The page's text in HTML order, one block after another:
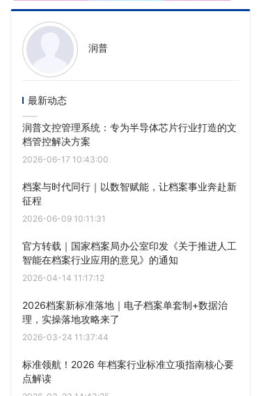
润普
最新动态
润普文控管理系统：专为半导体芯片行业打造的文
档管控解决方案
2026-06-17 10:43:00
档案与时代同行｜以数智赋能，让档案事业奔赴新
征程
2026-06-09 10:11:31
官方转载｜国家档案局办公室印发《关于推进人工
智能在档案行业应用的意见》的通知
2026-04-14 11:17:12
2026档案新标准落地｜电子档案单套制+数据治
理，实操落地攻略来了
2026-03-24 11:37:44
标准领航！2026 年档案行业标准立项指南核心要
点解读